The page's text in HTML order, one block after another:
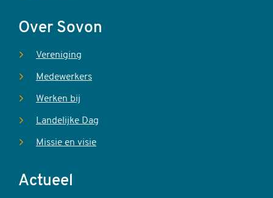
Over Sovon
Vereniging
Medewerkers
Werken bij
Landelijke Dag
Missie en visie
Actueel